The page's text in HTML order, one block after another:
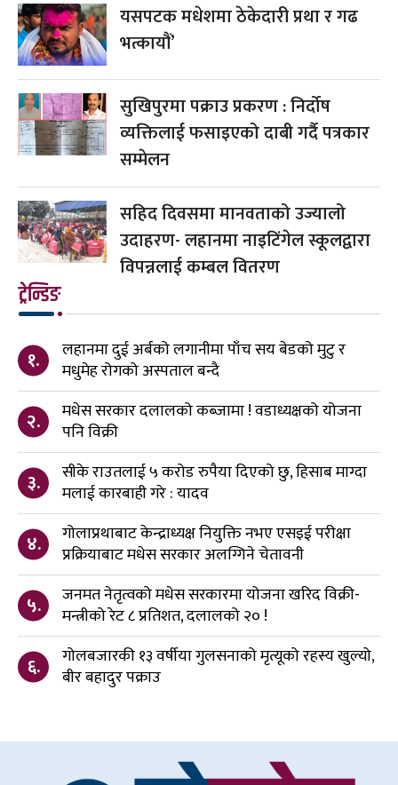
यसपटक मधेशमा ठेकेदारी प्रथा र गढ
भत्कायौं’
सुखिपुरमा पक्राउ प्रकरण : निर्दोष
व्यक्तिलाई फसाइएको दाबी गर्दै पत्रकार
सम्मेलन
सहिद दिवसमा मानवताको उज्यालो
उदाहरण- लहानमा नाइटिंगेल स्कूलद्वारा
विपन्नलाई कम्बल वितरण
ट्रेन्डिङ
१.
लहानमा दुई अर्बको लगानीमा पाँच सय बेडको मुटु र
मधुमेह रोगको अस्पताल बन्दै
२.
मधेस सरकार दलालको कब्जामा ! वडाध्यक्षको योजना
पनि विक्री
३.
सीके राउतलाई ५ करोड रुपैया दिएको छु, हिसाब माग्दा
मलाई कारबाही गरे : यादव
४.
गोलाप्रथाबाट केन्द्राध्यक्ष नियुक्ति नभए एसइई परीक्षा
प्रक्रियाबाट मधेस सरकार अलग्गिने चेतावनी
५.
जनमत नेतृत्वको मधेस सरकारमा योजना खरिद विक्री-
मन्त्रीको रेट ८ प्रतिशत, दलालको २० !
६.
गोलबजारकी १३ वर्षीया गुलसनाको मृत्यूको रहस्य खुल्यो,
बीर बहादुर पक्राउ